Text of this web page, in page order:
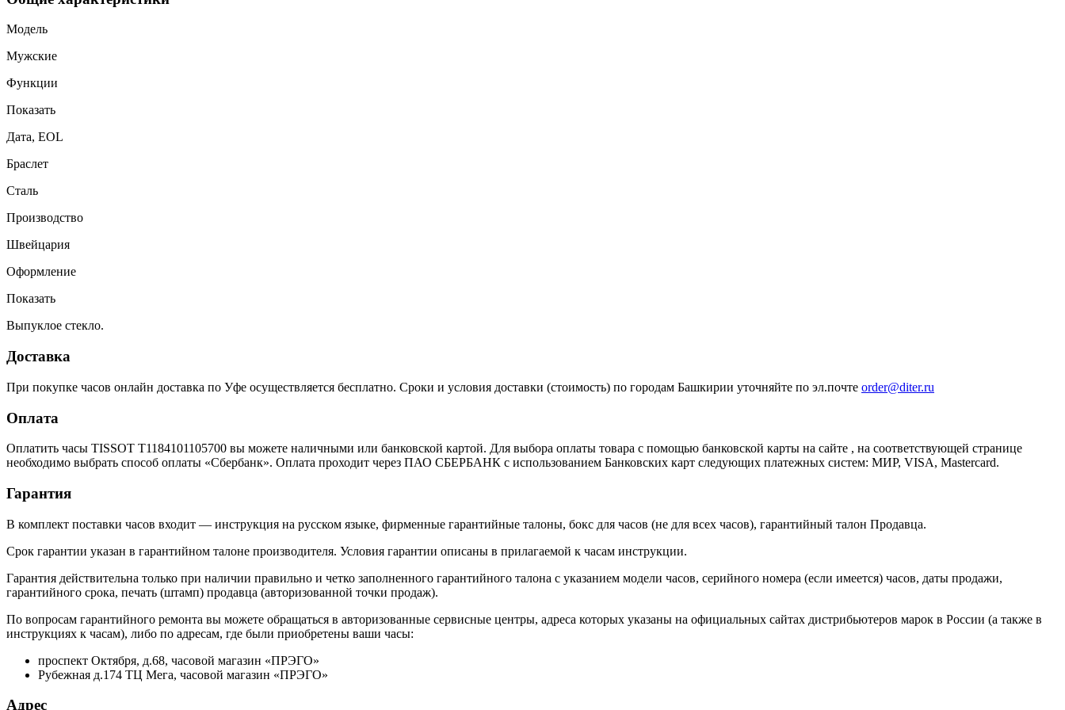
Модель
Мужские
Функции
Показать
Дата, EOL
Браслет
Сталь
Производство
Швейцария
Оформление
Показать
Выпуклое стекло.
Доставка
При покупке часов онлайн доставка по Уфе осуществляется бесплатно. Сроки и условия доставки (стоимость) по городам Башкирии уточняйте по эл.почте order@diter.ru
Оплата
Оплатить часы TISSOT T1184101105700 вы можете наличными или банковской картой. Для выбора оплаты товара с помощью банковской карты на сайте , на соответствующей странице
необходимо выбрать способ оплаты «Сбербанк». Оплата проходит через ПАО СБЕРБАНК с использованием Банковских карт следующих платежных систем: МИР, VISA, Mastercard.
Гарантия
В комплект поставки часов входит — инструкция на русском языке, фирменные гарантийные талоны, бокс для часов (не для всех часов), гарантийный талон Продавца.
Срок гарантии указан в гарантийном талоне производителя. Условия гарантии описаны в прилагаемой к часам инструкции.
Гарантия действительна только при наличии правильно и четко заполненного гарантийного талона с указанием модели часов, серийного номера (если имеется) часов, даты продажи,
гарантийного срока, печать (штамп) продавца (авторизованной точки продаж).
По вопросам гарантийного ремонта вы можете обращаться в авторизованные сервисные центры, адреса которых указаны на официальных сайтах дистрибьютеров марок в России (а также в
инструкциях к часам), либо по адресам, где были приобретены ваши часы:
проспект Октября, д.68, часовой магазин «ПРЭГО»
Рубежная д.174 ТЦ Мега, часовой магазин «ПРЭГО»
Адрес